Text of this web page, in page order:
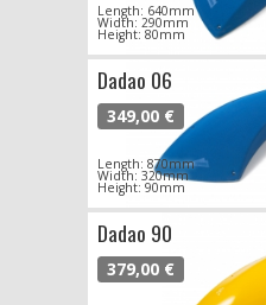
Length: 640mm
Width: 290mm
Height: 80mm
Dadao 06
349,00 €
Length: 870mm
Width: 320mm
Height: 90mm
Dadao 90
379,00 €